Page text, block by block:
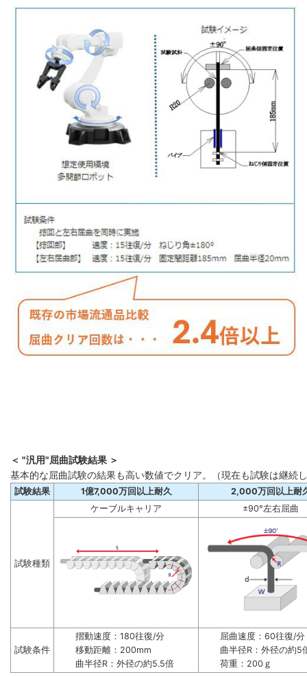
＜ "汎用"屈曲試験結果 ＞
基本的な屈曲試験の結果も高い数値でクリア。（現在も試験は継続
試験結果 1億7,000万回以上耐久 2,000万回以上耐
試験種類
ケーブルキャリア ±90°左右屈曲
試験条件
摺動速度：180往復/分
移動距離：200mm
曲半径R：外径の約5.5倍
屈曲速度：60往復/分
曲半径R：外径の約5
荷重：200ｇ